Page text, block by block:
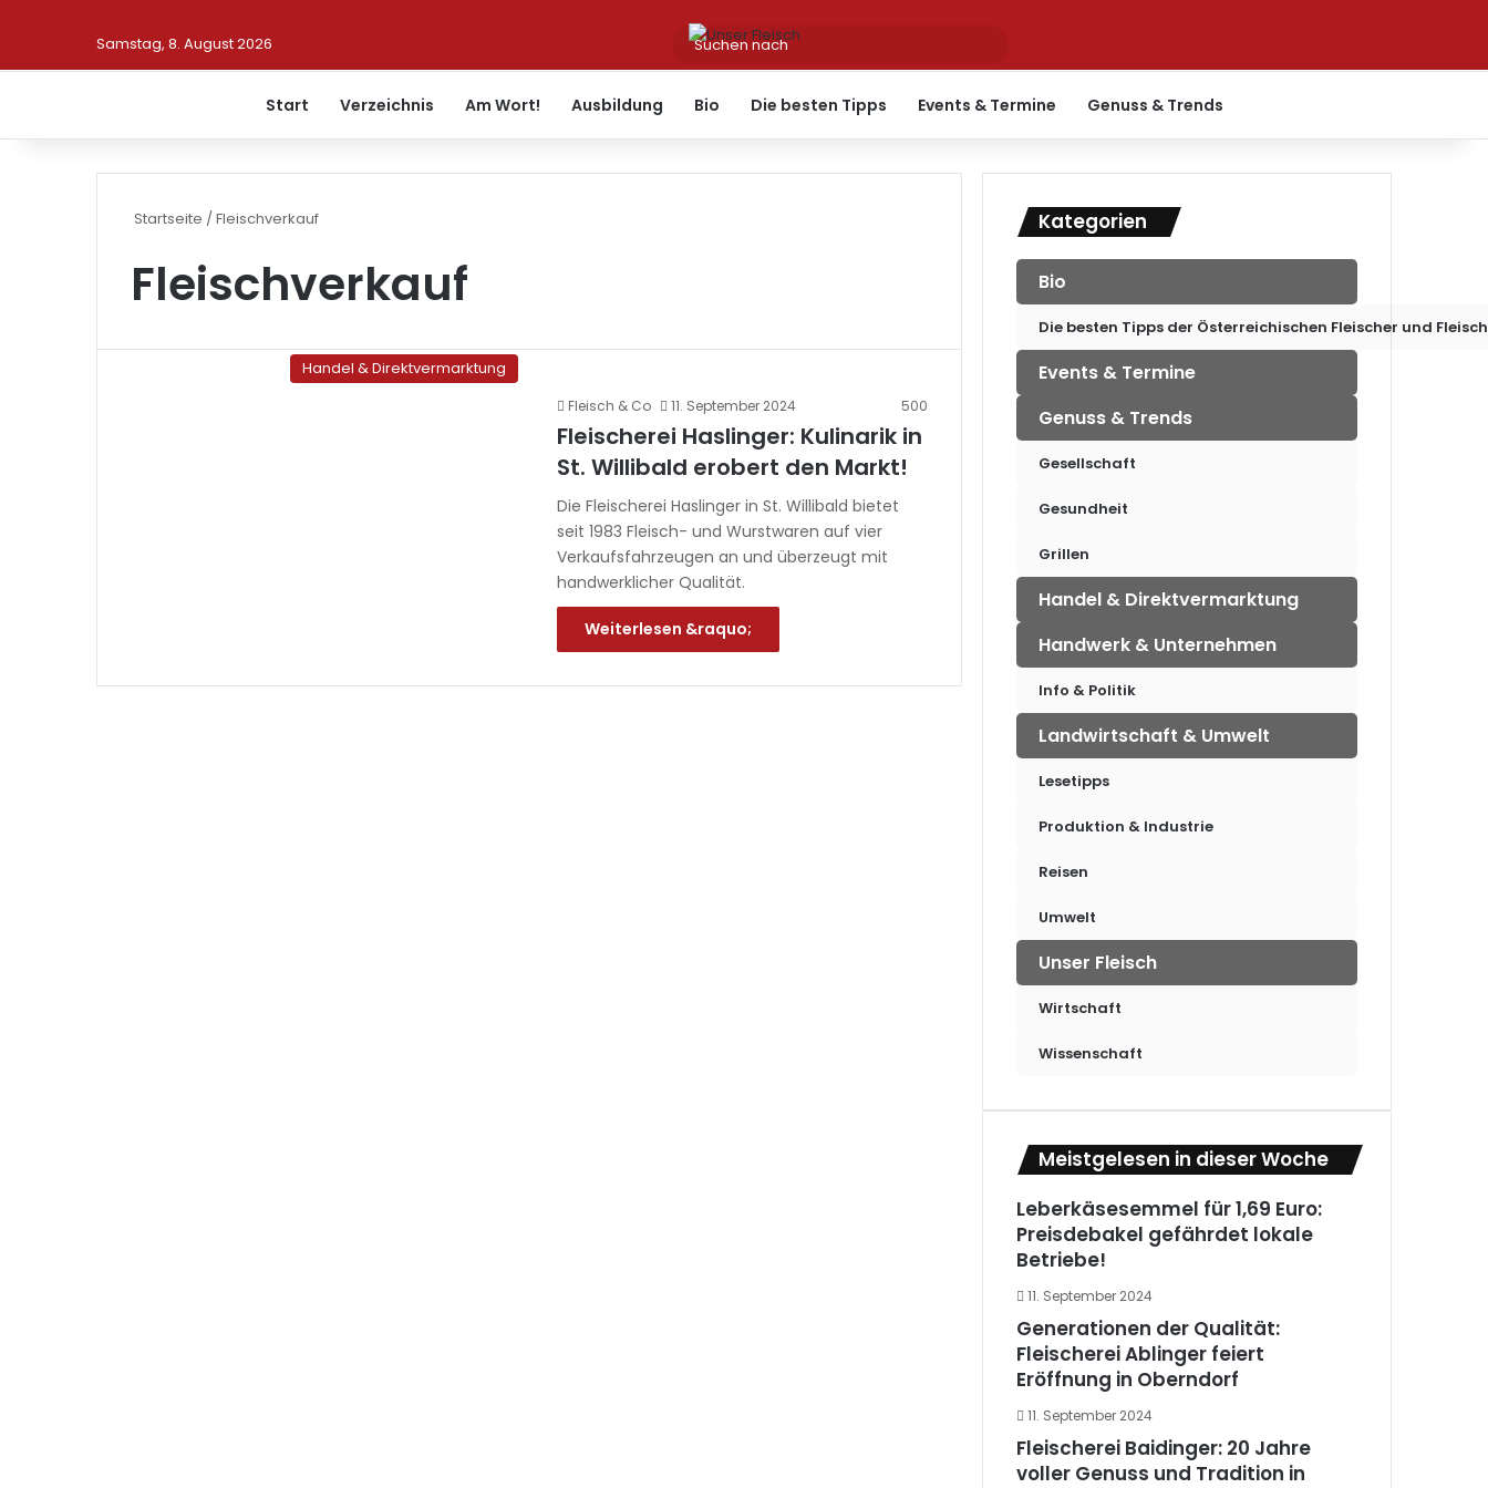
Samstag, 8. August 2026
Start Verzeichnis Am Wort! Ausbildung Bio Die besten Tipps Events & Termine Genuss & Trends
Startseite /Fleischverkauf
Fleischverkauf
Handel & Direktvermarktung
Fleisch & Co 11. September 2024 500
Fleischerei Haslinger: Kulinarik in
St. Willibald erobert den Markt!
Die Fleischerei Haslinger in St. Willibald bietet
seit 1983 Fleisch- und Wurstwaren auf vier
Verkaufsfahrzeugen an und überzeugt mit
handwerklicher Qualität.
Weiterlesen &raquo;
Kategorien
Bio
Die besten Tipps der Österreichischen Fleischer und
Events & Termine
Genuss & Trends
Gesellschaft
Gesundheit
Grillen
Handel & Direktvermarktung
Handwerk & Unternehmen
Info & Politik
Landwirtschaft & Umwelt
Lesetipps
Produktion & Industrie
Reisen
Umwelt
Unser Fleisch
Wirtschaft
Wissenschaft
Meistgelesen in dieser Woche
Leberkäsesemmel für 1,69 Euro:
Preisdebakel gefährdet lokale
Betriebe!
11. September 2024
Generationen der Qualität:
Fleischerei Ablinger feiert
Eröffnung in Oberndorf
11. September 2024
Fleischerei Baidinger: 20 Jahre
voller Genuss und Tradition in